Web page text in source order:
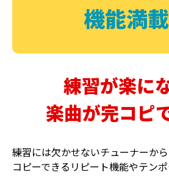
DELAY
機能満載
練習が楽に
楽曲が完コピ
練習には欠かせないチューナーか
コピーできるリピート機能やテン